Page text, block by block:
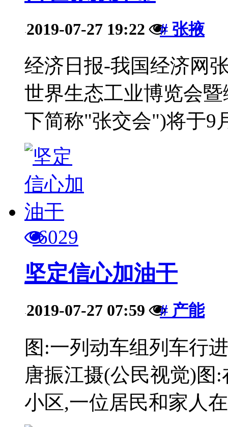
·2019-07-27 19:22 # 张掖
经济日报-我国经济网
世界生态工业博览会
下简称"张交会")将于9
6029
坚定信心加油干
·2019-07-27 07:59 # 产能
图:一列动车组列车行
唐振江摄(公民视觉)图
小区,一位居民和家人